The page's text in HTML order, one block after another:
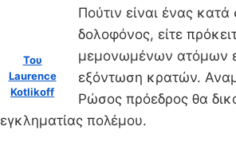
Του
Laurence
Kotlikoff
Πούτιν είναι ένας
δολοφόνος, είτε
μεμονωμένων ατόμων
εξόντωση κρατών.
Ρώσος πρόεδρος θα
εγκληματίας πολέμου.